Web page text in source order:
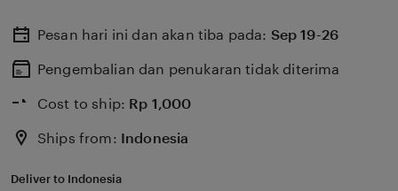
Pesan hari ini dan akan tiba pada: Sep 19-26
Pengembalian dan penukaran tidak diterima
Cost to ship: Rp 1,000
Ships from: Indonesia
Deliver to Indonesia